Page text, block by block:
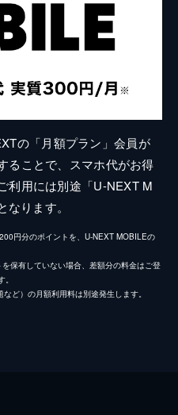
の「月額プラン」会員が
ることで、スマホ代がお得
利用には別途「U-NEXT M
ります。
円分のポイントを、U-NEXT MOBILEの
保有していない場合、差額分の料金はご登
ど）の月額利用料は別途発生します。